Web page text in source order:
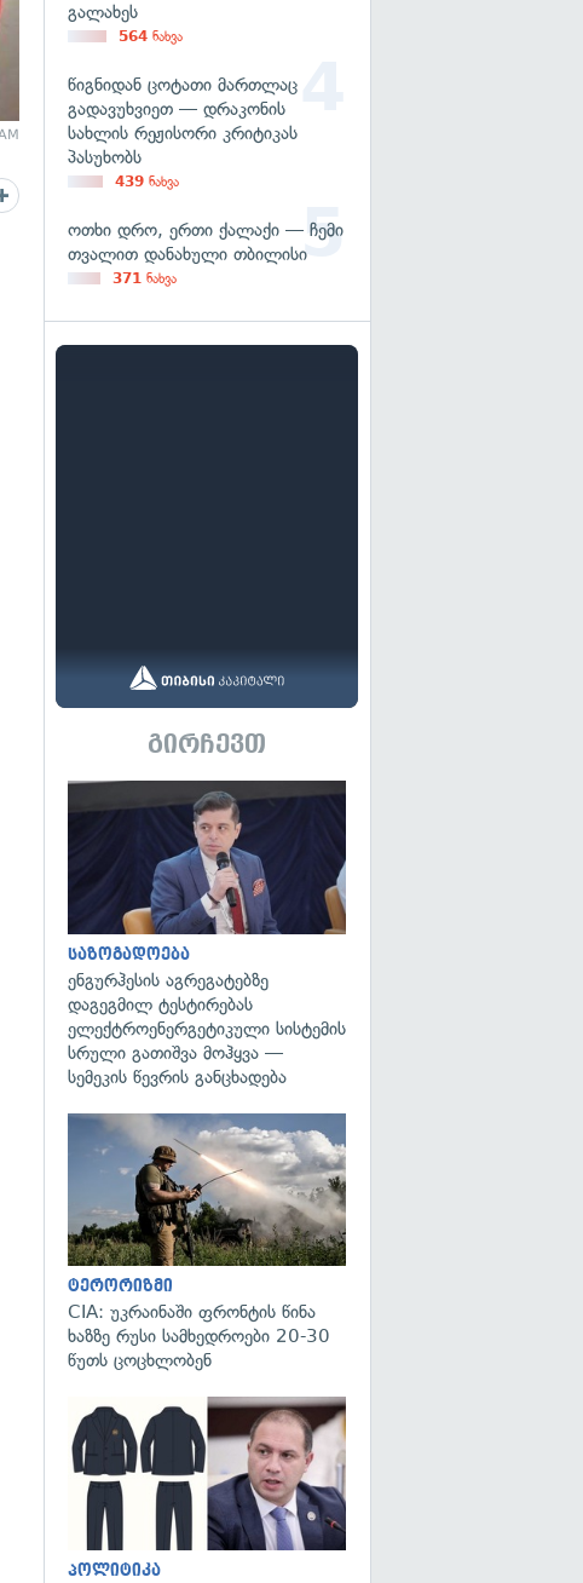
გალახეს
564 ნახვა
წიგნიდან ცოტათი მართლაც
გადავუხვიეთ — დრაკონის
სახლის რეჟისორი კრიტიკას
პასუხობს
439 ნახვა
ოთხი დრო, ერთი ქალაქი — ჩემი
თვალით დანახული თბილისი
371 ნახვა
გირჩევთ
საზოგადოება
ენგურჰესის აგრეგატებზე
დაგეგმილ ტესტირებას
ელექტროენერგეტიკული სისტემის
სრული გათიშვა მოჰყვა —
სემეკის წევრის განცხადება
ტერორიზმი
CIA: უკრაინაში ფრონტის წინა
ხაზზე რუსი სამხედროები 20-30
წუთს ცოცხლობენ
პოლიტიკა